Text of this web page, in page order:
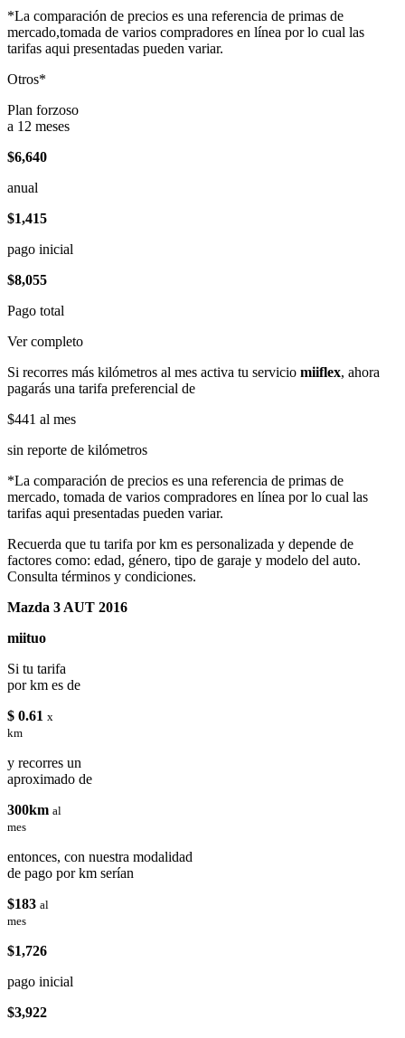
*La comparación de precios es una referencia de primas de
mercado,tomada de varios compradores en línea por lo cual las
tarifas aqui presentadas pueden variar.
Otros*
Plan forzoso
a 12 meses
$6,640
anual
$1,415
pago inicial
$8,055
Pago total
Ver completo
Si recorres más kilómetros al mes activa tu servicio miiflex, ahora
pagarás una tarifa preferencial de
$441 al mes
sin reporte de kilómetros
*La comparación de precios es una referencia de primas de
mercado, tomada de varios compradores en línea por lo cual las
tarifas aqui presentadas pueden variar.
Recuerda que tu tarifa por km es personalizada y depende de
factores como: edad, género, tipo de garaje y modelo del auto.
Consulta términos y condiciones.
Mazda 3 AUT 2016
miituo
Si tu tarifa
por km es de
$ 0.61 x
km
y recorres un
aproximado de
300km al
mes
entonces, con nuestra modalidad
de pago por km serían
$183 al
mes
$1,726
pago inicial
$3,922